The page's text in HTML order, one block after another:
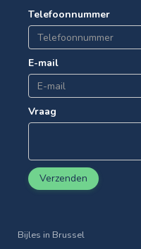
Telefoonnummer
E-mail
Vraag
Verzenden
Bijles in Brussel